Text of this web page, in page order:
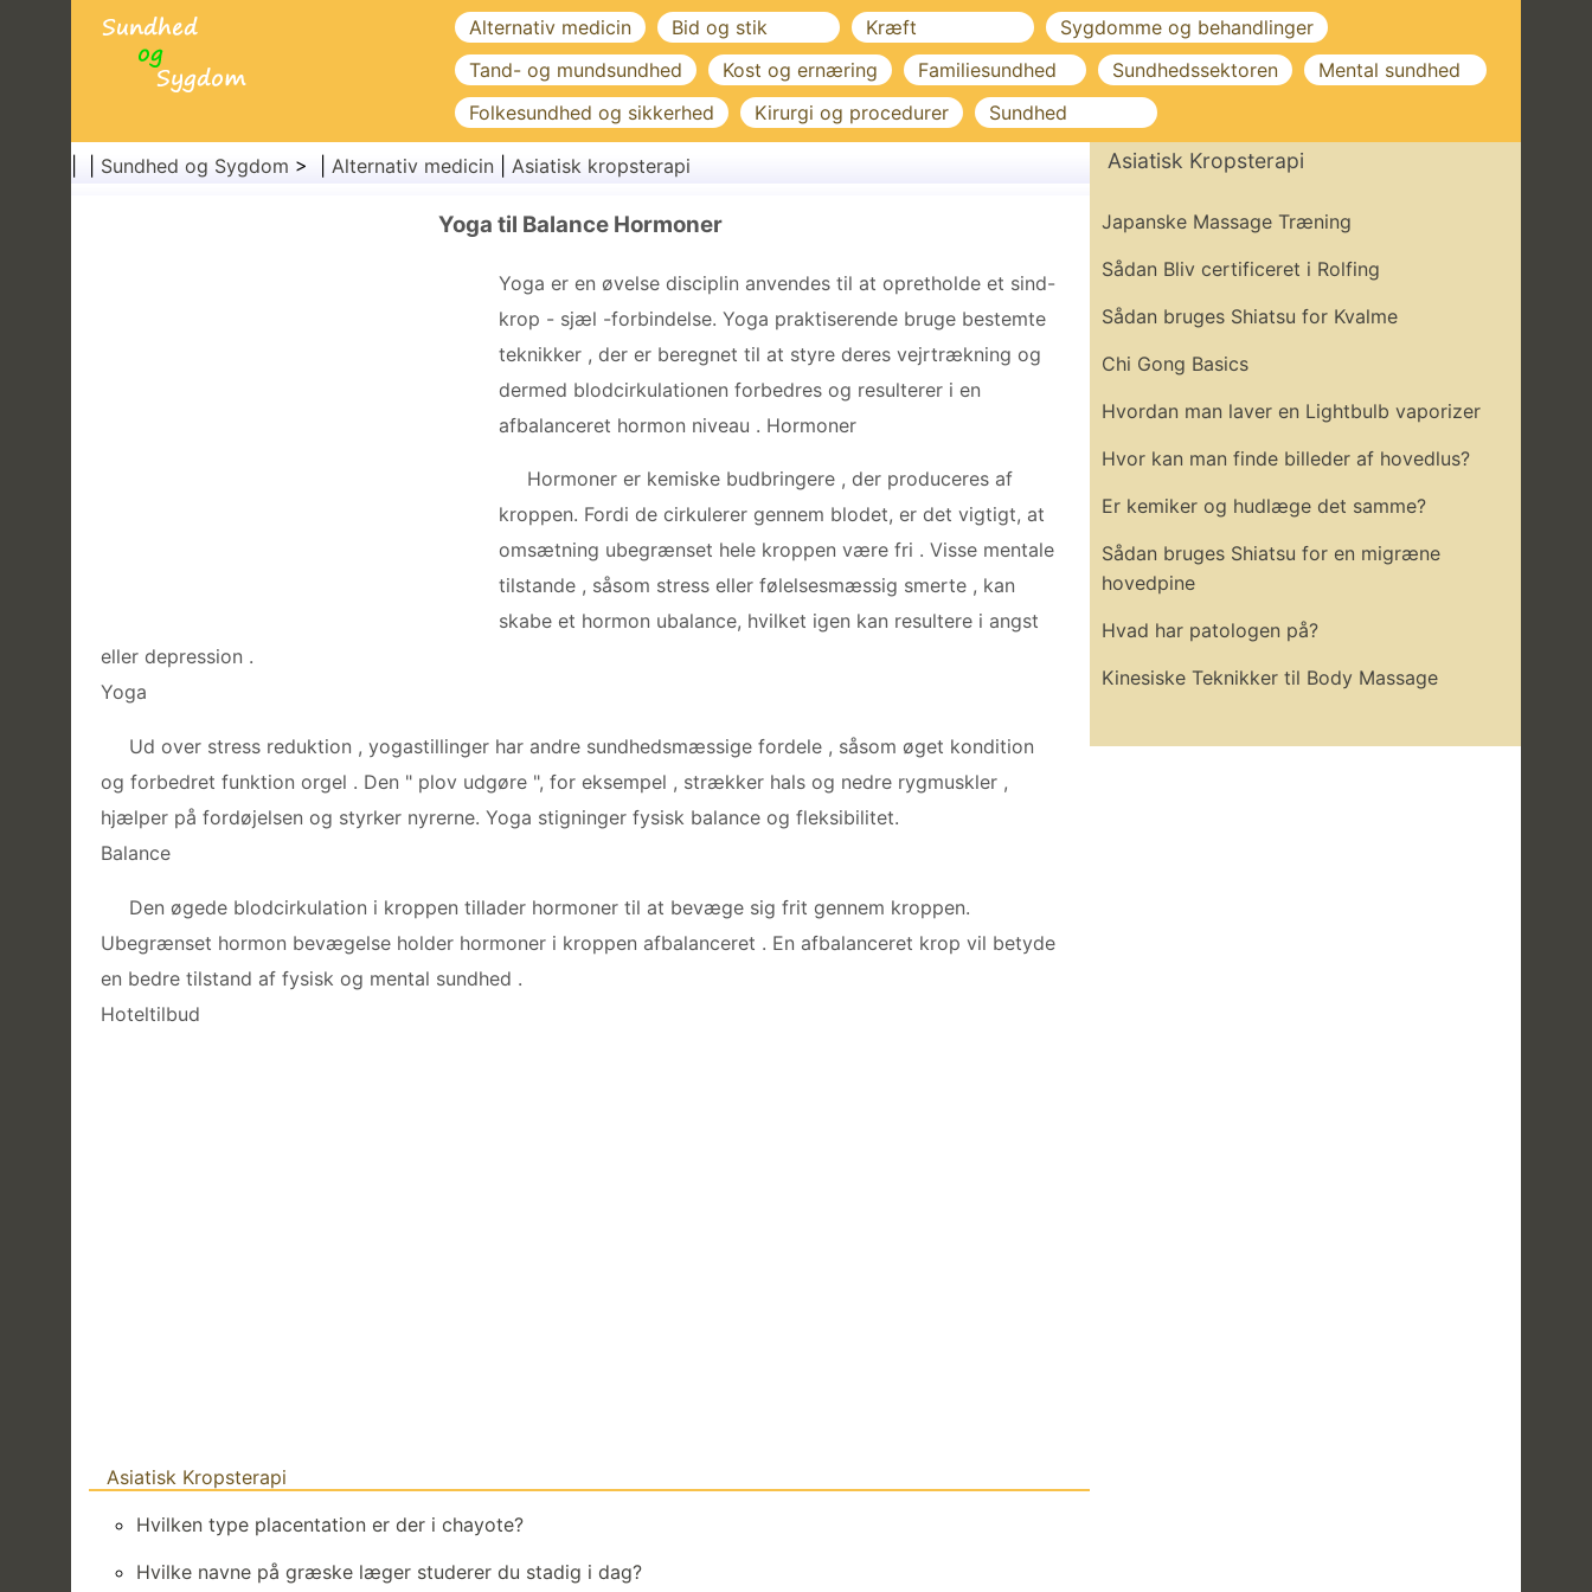
Alternativ medicin Bid og stik Kræft
Sygdomme og behandlinger
Tand- og mundsundhed
Kost og ernæring Familiesundhed Sundhedssektoren
Mental sundhed
Folkesundhed og sikkerhed
Kirurgi og procedurer Sundhed
Sundhed og Sygdom > | Alternativ medicin Asiatisk kropsterapi
Yoga til Balance Hormoner
Yoga er en øvelse disciplin anvendes til at opretholde et sind-
krop - sjæl -forbindelse. Yoga praktiserende bruge bestemte
teknikker , der er beregnet til at styre deres vejrtrækning og
dermed blodcirkulationen forbedres og resulterer i en
afbalanceret hormon niveau . Hormoner
Hormoner er kemiske budbringere , der produceres af
kroppen. Fordi de cirkulerer gennem blodet, er det vigtigt, at
omsætning ubegrænset hele kroppen være fri . Visse mentale
tilstande , såsom stress eller følelsesmæssig smerte , kan
skabe et hormon ubalance, hvilket igen kan resultere i angst
eller depression .
Yoga
Ud over stress reduktion , yogastillinger har andre sundhedsmæssige fordele , såsom øget kondition
og forbedret funktion orgel . Den " plov udgøre ", for eksempel , strækker hals og nedre rygmuskler ,
hjælper på fordøjelsen og styrker nyrerne. Yoga stigninger fysisk balance og fleksibilitet.
Balance
Den øgede blodcirkulation i kroppen tillader hormoner til at bevæge sig frit gennem kroppen.
Ubegrænset hormon bevægelse holder hormoner i kroppen afbalanceret . En afbalanceret krop vil betyde
en bedre tilstand af fysisk og mental sundhed .
Hoteltilbud
Asiatisk Kropsterapi
Hvilken type placentation er der i chayote?
Hvilke navne på græske læger studerer du stadig i dag?
Asiatisk Kropsterapi
Japanske Massage Træning
Sådan Bliv certificeret i Rolfing
Sådan bruges Shiatsu for Kvalme
Chi Gong Basics
Hvordan man laver en Lightbulb vaporizer
Hvor kan man finde billeder af hovedlus?
Er kemiker og hudlæge det samme?
Sådan bruges Shiatsu for en migræne
hovedpine
Hvad har patologen på?
Kinesiske Teknikker til Body Massage